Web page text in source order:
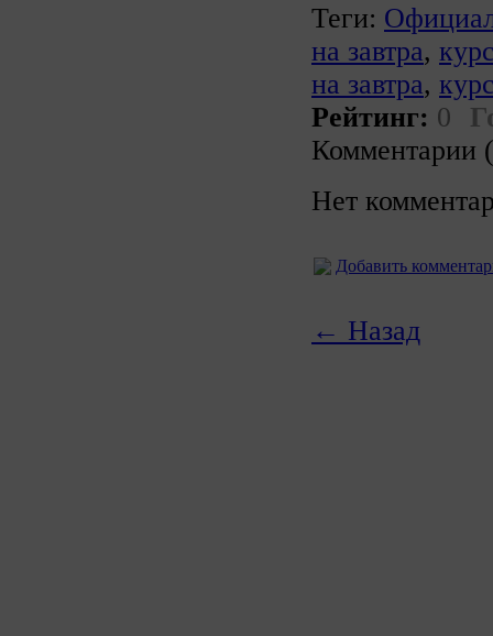
Теги:
на завтра,
на завтра,
Рейтинг: 0
Комментарии
Нет
Добавить
← Назад